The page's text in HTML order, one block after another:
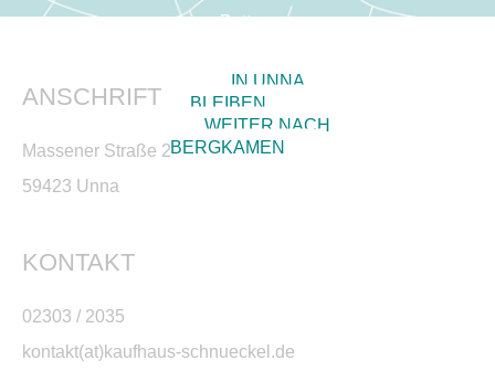
Button.
IN UNNA
BLEIBEN
WEITER NACH
BERGKAMEN
ANSCHRIFT
Massener Straße 2-8
59423 Unna
KONTAKT
02303 / 2035
kontakt(at)kaufhaus-schnueckel.de